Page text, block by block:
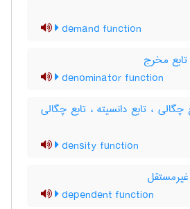
demand function
مخرج
denominator function
چگالی ، تابع دانسیته ، تابع چگالی
density function
غیرمستقل
dependent function